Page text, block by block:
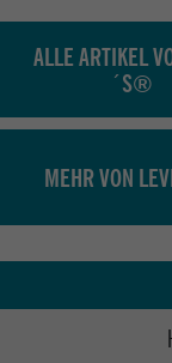
ALLE ARTIKEL
´S®
MEHR VON